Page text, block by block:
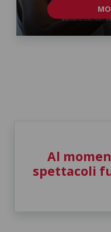
Al
spettacoli